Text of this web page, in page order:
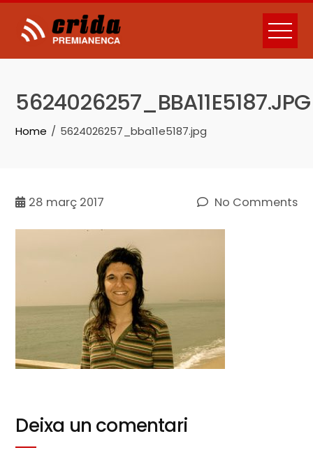
Skip
content
5624026257_BBA11E5187.JPG
Home 5624026257_bba11e5187.jpg
28 març 2017 No Comments
Deixa un comentari